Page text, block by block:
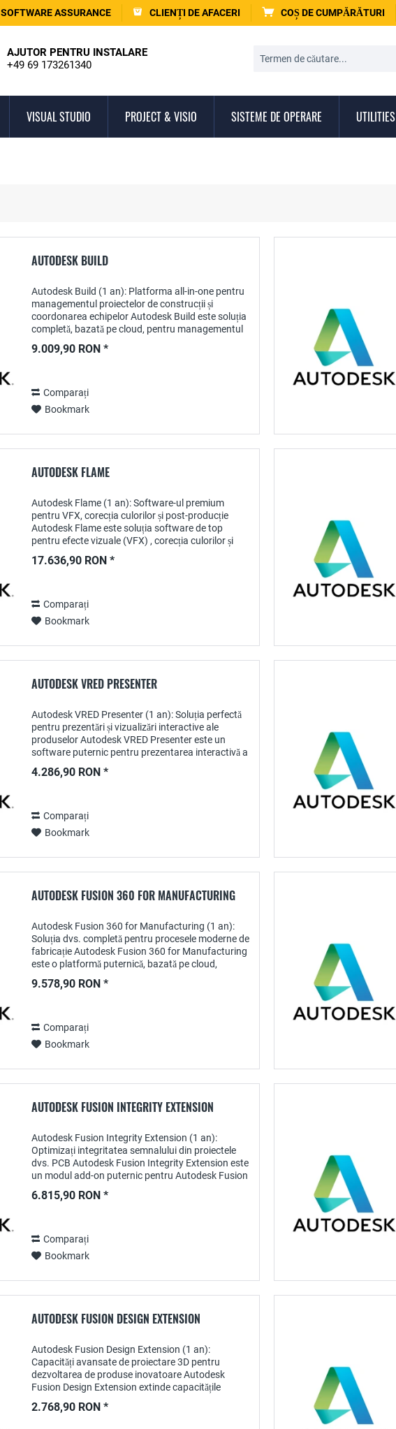
SOFTWARE ASSURANCE CLIENȚI DE AFACERI COȘ DE CUMPĂRĂTURI
AJUTOR PENTRU INSTALARE
+49 69 173261340
VISUAL STUDIO PROJECT & VISIO SISTEME DE OPERARE UTILITIES
AUTODESK BUILD
Autodesk Build (1 an): Platforma all-in-one pentru
managementul proiectelor de construcții și
coordonarea echipelor Autodesk Build este soluția
completă, bazată pe cloud, pentru managementul
9.009,90 RON *
Comparați
Bookmark
AUTODESK FLAME
Autodesk Flame (1 an): Software-ul premium
pentru VFX, corecția culorilor și post-producție
Autodesk Flame este soluția software de top
pentru efecte vizuale (VFX) , corecția culorilor și
17.636,90 RON *
Comparați
Bookmark
AUTODESK VRED PRESENTER
Autodesk VRED Presenter (1 an): Soluția perfectă
pentru prezentări și vizualizări interactive ale
produselor Autodesk VRED Presenter este un
software puternic pentru prezentarea interactivă a
4.286,90 RON *
Comparați
Bookmark
AUTODESK FUSION 360 FOR MANUFACTURING
Autodesk Fusion 360 for Manufacturing (1 an):
Soluția dvs. completă pentru procesele moderne de
fabricație Autodesk Fusion 360 for Manufacturing
este o platformă puternică, bazată pe cloud,
9.578,90 RON *
Comparați
Bookmark
AUTODESK FUSION INTEGRITY EXTENSION
Autodesk Fusion Integrity Extension (1 an):
Optimizați integritatea semnalului din proiectele
dvs. PCB Autodesk Fusion Integrity Extension este
un modul add-on puternic pentru Autodesk Fusion
6.815,90 RON *
Comparați
Bookmark
AUTODESK FUSION DESIGN EXTENSION
Autodesk Fusion Design Extension (1 an):
Capacități avansate de proiectare 3D pentru
dezvoltarea de produse inovatoare Autodesk
Fusion Design Extension extinde capacitățile
avansate pentru...
2.768,90 RON *